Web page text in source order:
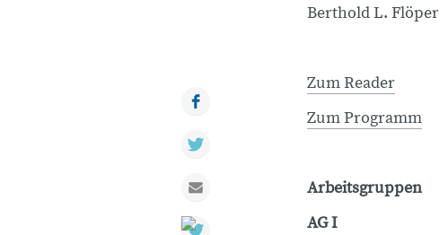
Berthold L. Flöper
Zum Reader
Zum Programm
Arbeitsgruppen
AG I